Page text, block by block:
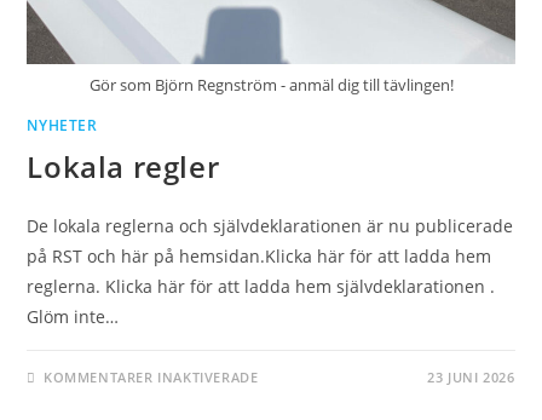
Gör som Björn Regnström - anmäl dig till tävlingen!
NYHETER
Lokala regler
De lokala reglerna och självdeklarationen är nu publicerade
på RST och här på hemsidan.Klicka här för att ladda hem
reglerna. Klicka här för att ladda hem självdeklarationen .
Glöm inte…
KOMMENTARER INAKTIVERADEFÖR 23 JUNI 2026